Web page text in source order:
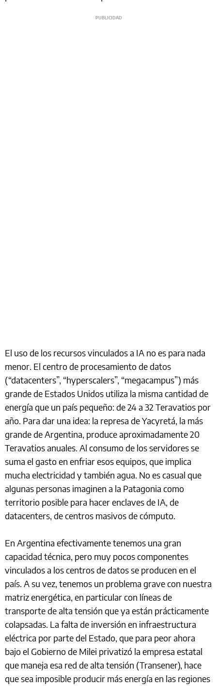
El uso de los recursos vinculados a IA no es para nada
menor. El centro de procesamiento de datos
(“datacenters”, “hyperscalers”, “megacampus”) más
grande de Estados Unidos utiliza la misma cantidad de
energía que un país pequeño: de 24 a 32 Teravatios por
año. Para dar una idea: la represa de Yacyretá, la más
grande de Argentina, produce aproximadamente 20
Teravatios anuales. Al consumo de los servidores se
suma el gasto en enfriar esos equipos, que implica
mucha electricidad y también agua. No es casual que
algunas personas imaginen a la Patagonia como
territorio posible para hacer enclaves de IA, de
datacenters, de centros masivos de cómputo.
En Argentina efectivamente tenemos una gran
capacidad técnica, pero muy pocos componentes
vinculados a los centros de datos se producen en el
país. A su vez, tenemos un problema grave con nuestra
matriz energética, en particular con líneas de
transporte de alta tensión que ya están prácticamente
colapsadas. La falta de inversión en infraestructura
eléctrica por parte del Estado, que para peor ahora
bajo el Gobierno de Milei privatizó la empresa estatal
que maneja esa red de alta tensión (Transener), hace
que sea imposible producir más energía en las regiones